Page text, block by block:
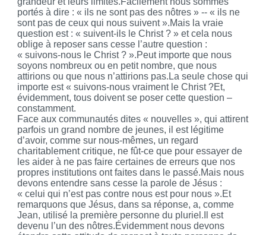
portés à dire : « ils ne sont pas des nôtres » -- « ils ne
sont pas de ceux qui nous suivent ».Mais la vraie
question est : « suivent-ils le Christ ? » et cela nous
oblige à reposer sans cesse l’autre question :
« suivons-nous le Christ ? ».Peut importe que nous
soyons nombreux ou en petit nombre, que nous
attirions ou que nous n’attirions pas.La seule chose qui
importe est « suivons-nous vraiment le Christ ?Et,
évidemment, tous doivent se poser cette question –
constamment.
Face aux communautés dites « nouvelles », qui attirent
parfois un grand nombre de jeunes, il est légitime
d’avoir, comme sur nous-mêmes, un regard
charitablement critique, ne fût-ce que pour essayer de
les aider à ne pas faire certaines de erreurs que nos
propres institutions ont faites dans le passé.Mais nous
devons entendre sans cesse la parole de Jésus :
« celui qui n’est pas contre nous est pour nous ».Et
remarquons que Jésus, dans sa réponse, a, comme
Jean, utilisé la première personne du pluriel.Il est
devenu l’un des nôtres.Évidemment nous devons